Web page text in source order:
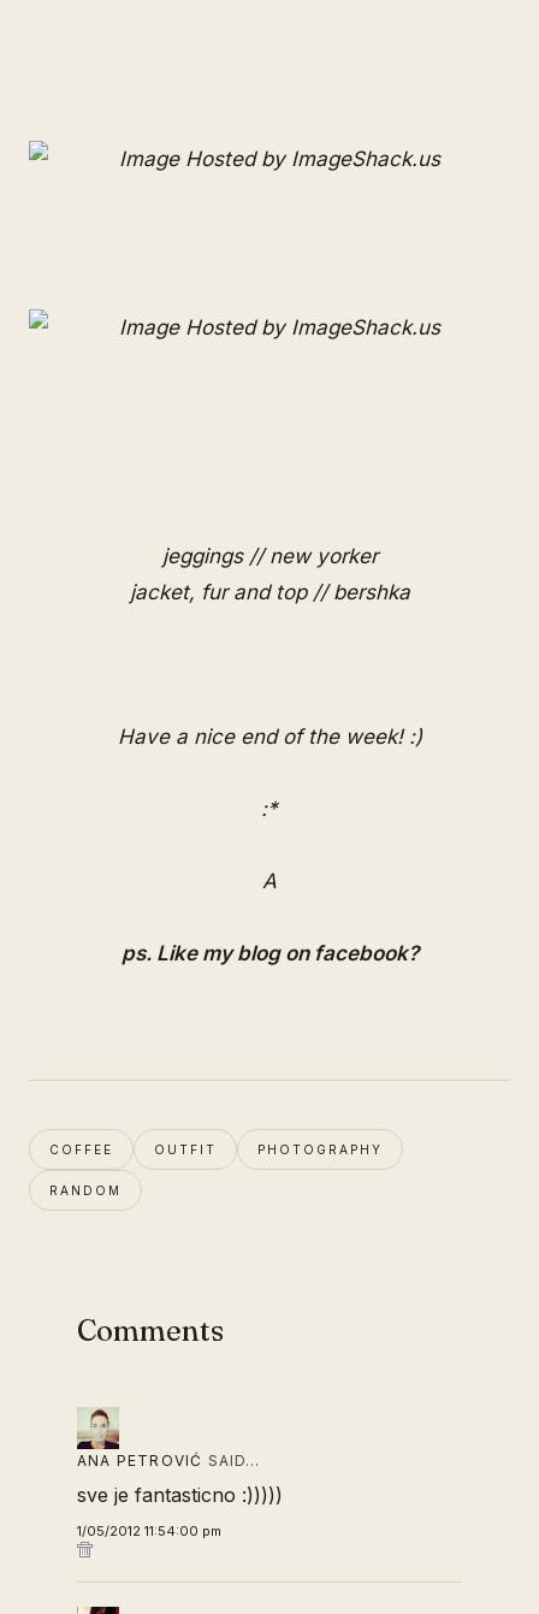
jeggings // new yorker
jacket, fur and top // bershka
Have a nice end of the week! :)
:*
A
ps. Like my blog on facebook?
COFFEE OUTFIT PHOTOGRAPHY
RANDOM
Comments
ANA PETROVIĆ SAID…
sve je fantasticno :)))))
1/05/2012 11:54:00 pm